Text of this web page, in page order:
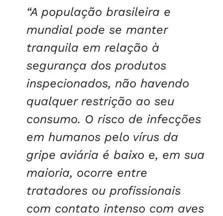
“A população brasileira e
mundial pode se manter
tranquila em relação à
segurança dos produtos
inspecionados, não havendo
qualquer restrição ao seu
consumo. O risco de infecções
em humanos pelo vírus da
gripe aviária é baixo e, em sua
maioria, ocorre entre
tratadores ou profissionais
com contato intenso com aves